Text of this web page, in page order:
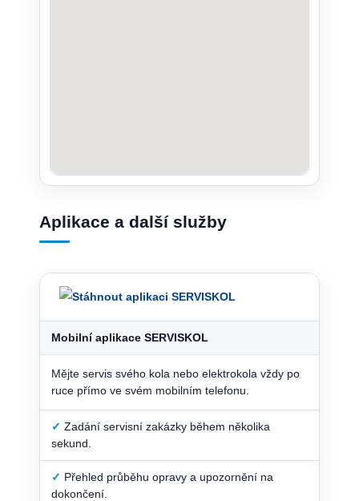
Aplikace a další služby
Mobilní aplikace SERVISKOL
Mějte servis svého kola nebo elektrokola vždy po
ruce přímo ve svém mobilním telefonu.
✓ Zadání servisní zakázky během několika
sekund.
✓ Přehled průběhu opravy a upozornění na
dokončení.